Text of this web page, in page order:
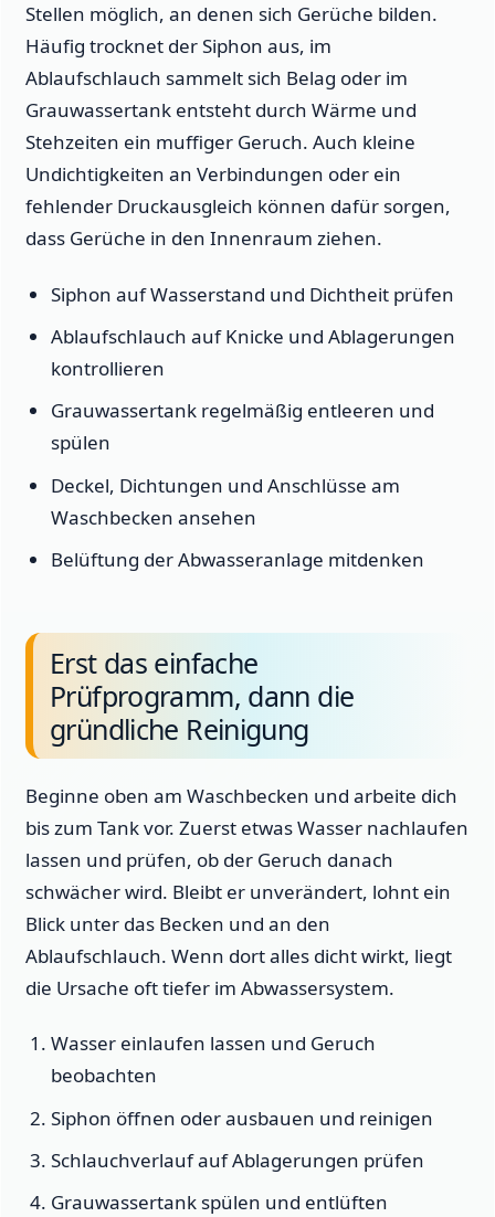
Stellen möglich, an denen sich Gerüche bilden.
Häufig trocknet der Siphon aus, im
Ablaufschlauch sammelt sich Belag oder im
Grauwassertank entsteht durch Wärme und
Stehzeiten ein muffiger Geruch. Auch kleine
Undichtigkeiten an Verbindungen oder ein
fehlender Druckausgleich können dafür sorgen,
dass Gerüche in den Innenraum ziehen.
Siphon auf Wasserstand und Dichtheit prüfen
Ablaufschlauch auf Knicke und Ablagerungen
kontrollieren
Grauwassertank regelmäßig entleeren und
spülen
Deckel, Dichtungen und Anschlüsse am
Waschbecken ansehen
Belüftung der Abwasseranlage mitdenken
Erst das einfache
Prüfprogramm, dann die
gründliche Reinigung
Beginne oben am Waschbecken und arbeite dich
bis zum Tank vor. Zuerst etwas Wasser nachlaufen
lassen und prüfen, ob der Geruch danach
schwächer wird. Bleibt er unverändert, lohnt ein
Blick unter das Becken und an den
Ablaufschlauch. Wenn dort alles dicht wirkt, liegt
die Ursache oft tiefer im Abwassersystem.
Wasser einlaufen lassen und Geruch
beobachten
Siphon öffnen oder ausbauen und reinigen
Schlauchverlauf auf Ablagerungen prüfen
Grauwassertank spülen und entlüften